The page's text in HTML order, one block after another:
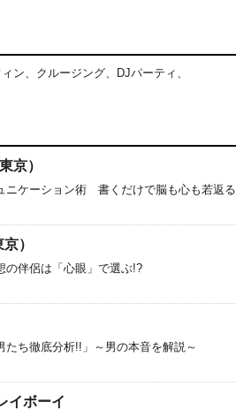
ン、クルージング、DJパーティ、
京）
ニケーション術 書くだけで脳も心も若返る
）
伴侶は「心眼」で選ぶ!?
たち徹底分析!!」～男の本音を解説～
イボーイ